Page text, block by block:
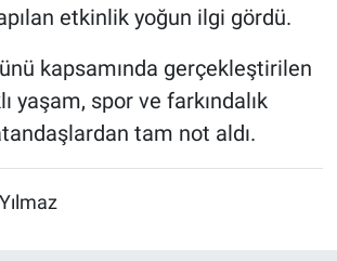
etkinlik yoğun ilgi gördü.
kapsamında gerçekleştirilen
yaşam, spor ve farkındalık
tam not aldı.